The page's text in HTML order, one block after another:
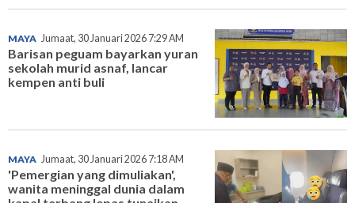
MAYA Jumaat, 30 Januari 2026 7:29 AM
Barisan peguam bayarkan yuran
sekolah murid asnaf, lancar
kempen anti buli
MAYA Jumaat, 30 Januari 2026 7:18 AM
'Pemergian yang dimuliakan',
wanita meninggal dunia dalam